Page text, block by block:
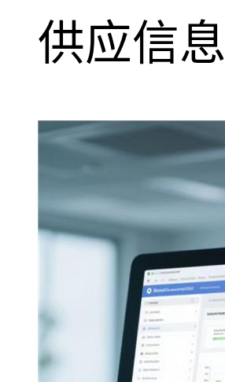
供应信息